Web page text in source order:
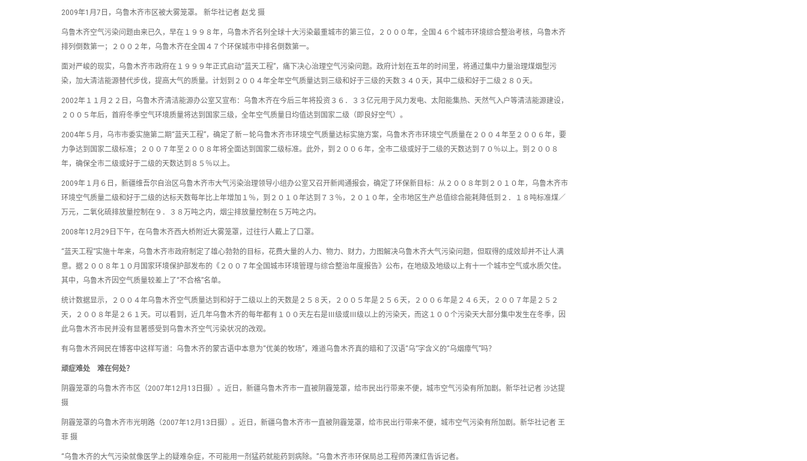
2009年1月7日，乌鲁木齐市区被大雾笼罩。 新华社记者 赵戈 摄
乌鲁木齐空气污染问题由来已久，早在１９９８年，乌鲁木齐名列全球十大污染最重城市的第三位，２０００年，全国４６个城市环境综合整治考核，乌鲁木齐
排列倒数第一；２００２年，乌鲁木齐在全国４７个环保城市中排名倒数第一。
面对严峻的现实，乌鲁木齐市政府在１９９９年正式启动“蓝天工程”，痛下决心治理空气污染问题。政府计划在五年的时间里，将通过集中力量治理煤烟型污
染，加大清洁能源替代步伐，提高大气的质量。计划到２００４年全年空气质量达到三级和好于三级的天数３４０天，其中二级和好于二级２８０天。
2002年１１月２２日，乌鲁木齐清洁能源办公室又宣布：乌鲁木齐在今后三年将投资３６．３３亿元用于风力发电、太阳能集热、天然气入户等清洁能源建设，
２００５年后，首府冬季空气环境质量将达到国家三级，全年空气质量日均值达到国家二级（即良好空气）。
2004年５月，乌市市委实施第二期“蓝天工程”，确定了新－轮乌鲁木齐市环境空气质量达标实施方案，乌鲁木齐市环境空气质量在２００４年至２００６年，要
力争达到国家二级标准；２００７年至２００８年将全面达到国家二级标准。此外，到２００６年，全市二级或好于二级的天数达到７０％以上。到２００８
年，确保全市二级或好于二级的天数达到８５％以上。
2009年１月６日，新疆维吾尔自治区乌鲁木齐市大气污染治理领导小组办公室又召开新闻通报会，确定了环保新目标：从２００８年到２０１０年，乌鲁木齐市
环境空气质量二级和好于二级的达标天数每年比上年增加１％，到２０１０年达到７３％，２０１０年，全市地区生产总值综合能耗降低到２．１８吨标准煤／
万元，二氧化硫排放量控制在９．３８万吨之内，烟尘排放量控制在５万吨之内。
2008年12月29日下午，在乌鲁木齐西大桥附近大雾笼罩，过往行人戴上了口罩。
“蓝天工程”实施十年来，乌鲁木齐市政府制定了雄心勃勃的目标，花费大量的人力、物力、财力，力图解决乌鲁木齐大气污染问题，但取得的成效却并不让人满
意。据２００８年１０月国家环境保护部发布的《２００７年全国城市环境管理与综合整治年度报告》公布，在地级及地级以上有十一个城市空气或水质欠佳。
其中，乌鲁木齐因空气质量较差上了“不合格”名单。
统计数据显示，２００４年乌鲁木齐空气质量达到和好于二级以上的天数是２５８天，２００５年是２５６天，２００６年是２４６天，２００７年是２５２
天，２００８年是２６１天。可以看到，近几年乌鲁木齐的每年都有１００天左右是Ⅲ级或Ⅲ级以上的污染天，而这１００个污染天大部分集中发生在冬季，因
此乌鲁木齐市民并没有显著感受到乌鲁木齐空气污染状况的改观。
有乌鲁木齐网民在博客中这样写道：乌鲁木齐的蒙古语中本意为“优美的牧场”，难道乌鲁木齐真的暗和了汉语“乌”字含义的“乌烟瘴气”吗？
顽症难处 难在何处？
阴霾笼罩的乌鲁木齐市区（2007年12月13日摄）。近日，新疆乌鲁木齐市一直被阴霾笼罩，给市民出行带来不便，城市空气污染有所加剧。新华社记者 沙达提
摄
阴霾笼罩的乌鲁木齐市光明路（2007年12月13日摄）。近日，新疆乌鲁木齐市一直被阴霾笼罩，给市民出行带来不便，城市空气污染有所加剧。新华社记者 王
菲 摄
“乌鲁木齐的大气污染就像医学上的疑难杂症，不可能用一剂猛药就能药到病除。”乌鲁木齐市环保局总工程师芮溧红告诉记者。